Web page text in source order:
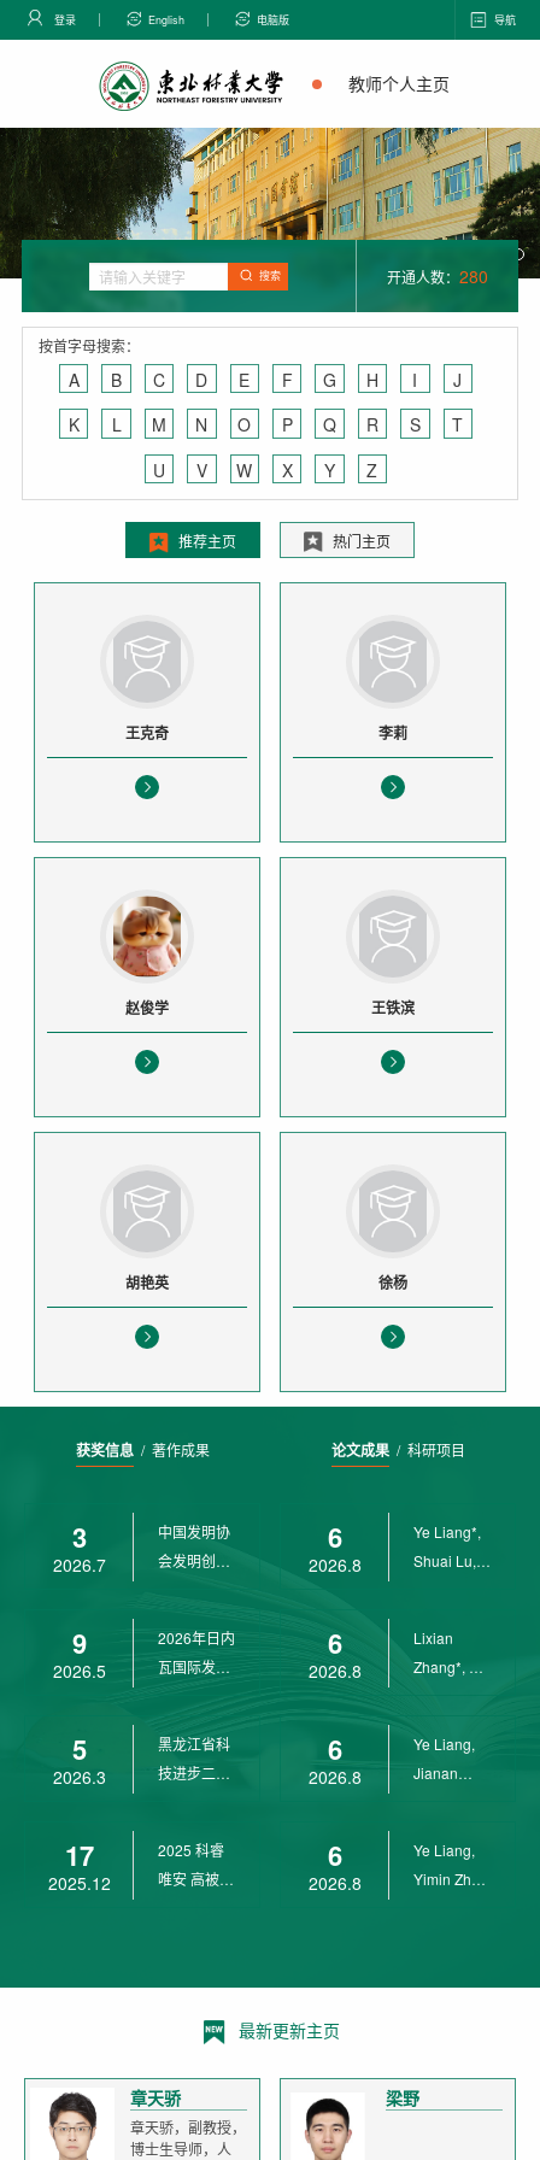
登录 English 电脑版 导航
教师个人主页
搜索 开通人数： 280
按首字母搜索：
A B C D E F G H I
J
K
L M N O P Q R S
T
U
V W X Y Z
推荐主页 热门主页
王克奇 李莉
赵俊学 王铁滨
胡艳英 徐杨
获奖信息/ 著作成果
3
2026.7
中国发明协
会发明创业
9
2026.5
2026年日内
瓦国际发明
5
2026.3
黑龙江省科
技进步二等
17
2025.12
2025 科睿
唯安 高被引
论文成果/ 科研项目
6
2026.8
Ye Liang*,
Shuai Lu,
6
2026.8
Lixian
Zhang*, Ye
6
2026.8
Ye Liang,
Jianan
6
2026.8
Ye Liang,
Yimin Zhu,
最新更新主页
章天骄
章天骄，副教授，
博士生导师，人
梁野